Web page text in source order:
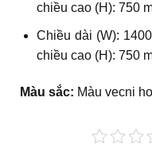
chiều cao (H): 750
Chiều dài (W):
chiều cao (H): 750
Màu sắc: Màu vecni